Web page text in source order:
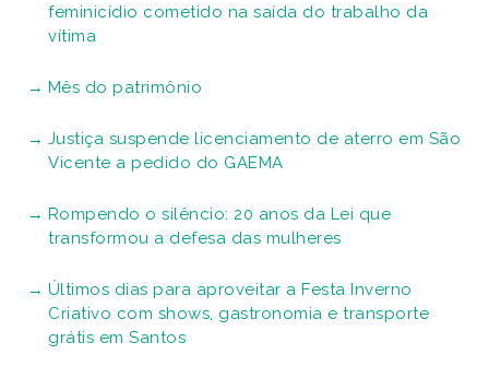
feminicídio cometido na saída do trabalho da
vítima
Mês do patrimônio
Justiça suspende licenciamento de aterro em São
Vicente a pedido do GAEMA
Rompendo o silêncio: 20 anos da Lei que
transformou a defesa das mulheres
Últimos dias para aproveitar a Festa Inverno
Criativo com shows, gastronomia e transporte
grátis em Santos